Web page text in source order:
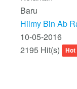
Baru
Hilmy Bin Ab
10-05-2016
2195 Hit(s)
Hot